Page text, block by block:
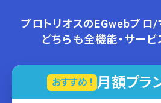
プロトリオスのEGwebプロ/
どちらも全機能・サー
おすすめ ! 月額プラ